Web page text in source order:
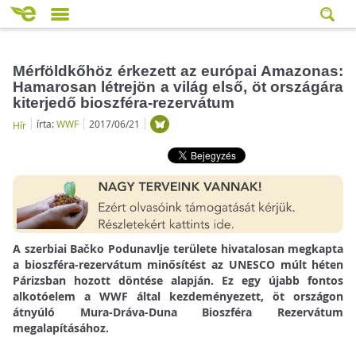
Mérföldkőhöz érkezett az európai Amazonas:
Hamarosan létrejön a világ első, öt országára
kiterjedő bioszféra-rezervátum
Hír írta:WWF 2017/06/21
A szerbiai Bačko Podunavlje területe hivatalosan megkapta
a bioszféra-rezervátum minősítést az UNESCO múlt héten
Párizsban hozott döntése alapján. Ez egy újabb fontos
alkotóelem a WWF által kezdeményezett, öt országon
átnyúló Mura-Dráva-Duna Bioszféra Rezervátum
megalapításához.